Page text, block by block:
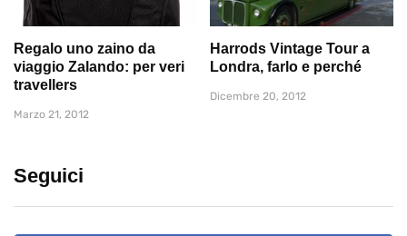
Regalo uno zaino da
viaggio Zalando: per veri
travellers
Marzo 21, 2012
Harrods Vintage Tour a
Londra, farlo e perché
Dicembre 20, 2012
Seguici